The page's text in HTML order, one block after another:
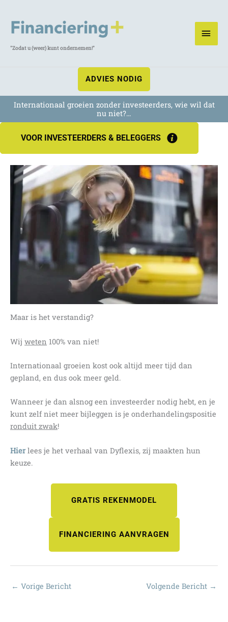
"Zodat u (weer) kunt ondernemen!"
ADVIES NODIG
Internationaal groeien zonder investeerders, wie wil dat
nu niet?…
VOOR INVESTEERDERS & BELEGGERS
Maar is het verstandig?
Wij weten 100% van niet!
Internationaal groeien kost ook altijd meer tijd dan
gepland, en dus ook meer geld.
Wanneer je dan alsnog een investeerder nodig hebt, en je
kunt zelf niet meer bijleggen is je onderhandelingspositie
ronduit zwak!
Hierlees je het verhaal van Dyflexis, zij maakten hun
keuze.
GRATIS REKENMODEL
FINANCIERING AANVRAGEN
← Vorige Bericht Volgende Bericht →